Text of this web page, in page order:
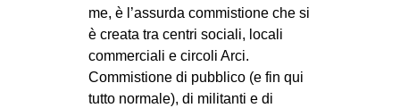
me, è l’assurda commistione che si
è creata tra centri sociali, locali
commerciali e circoli Arci.
Commistione di pubblico (e fin qui
tutto normale), di militanti e di